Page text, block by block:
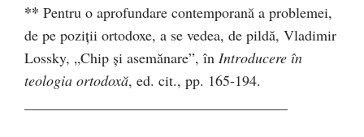
** Pentru o aprofundare contemporană a problemei,
de pe poziții ortodoxe, a se vedea, de pildă, Vladimir
Lossky, „Chip și asemănare”, în Introducere în
teologia ortodoxă, ed. cit., pp. 165-194.